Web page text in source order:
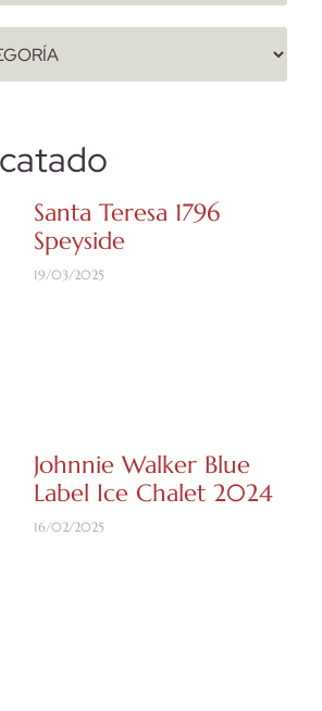
Santa Teresa 1796
Speyside
19/03/2025
Johnnie Walker Blue
Label Ice Chalet 2024
16/02/2025